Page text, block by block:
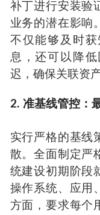
补丁进行安装验
业务的潜在影响
不仅能够及时
息，还可以降
迟，确保关联资
2. 准基线管控：
实行严格的基线
散。全面制定严
统建设初期阶段
操作系统、应用
方面，要求每个